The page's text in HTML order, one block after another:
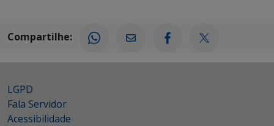
Compartilhe:
LGPD
Fala Servidor
Acessibilidade